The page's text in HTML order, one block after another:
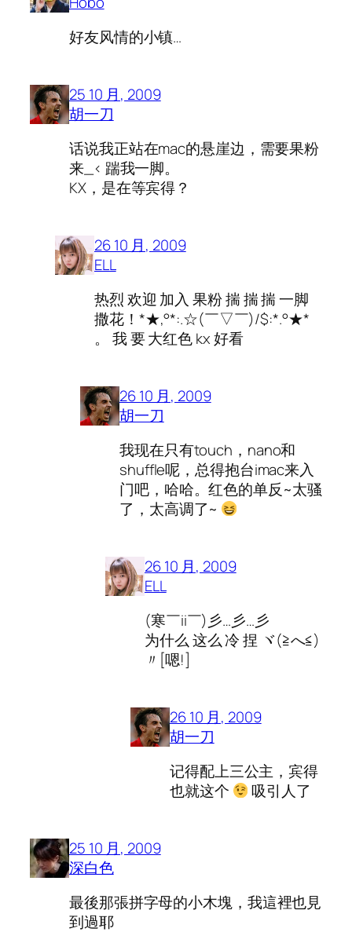
好友风情的小镇…
25 10 月, 2009
胡一刀
话说我正站在mac的悬崖边，需要果粉
来_< 踹我一脚。
KX，是在等宾得？
26 10 月, 2009
ELL
热烈 欢迎 加入 果粉 揣 揣 揣 一脚
撒花！*★,°*:.☆(￣▽￣)/$:*.°★*
。 我 要 大红色 kx 好看
26 10 月, 2009
胡一刀
我现在只有touch，nano和
shuffle呢，总得抱台imac来入
门吧，哈哈。红色的单反~太骚
了，太高调了~
26 10 月, 2009
ELL
(寒￣ii￣)彡…彡…彡
为什么 这么 冷 捏 ヾ(≧へ≦)
〃[嗯!]
26 10 月, 2009
胡一刀
记得配上三公主，宾得
也就这个
吸引人了
25 10 月, 2009
深白色
最後那張拼字母的小木塊，我這裡也見
到過耶